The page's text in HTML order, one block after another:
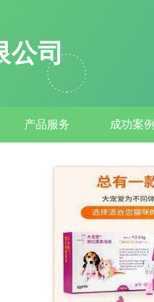
公司
产品服务 成功案例